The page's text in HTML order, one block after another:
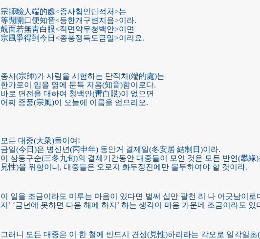
宗師驗人端的處<종사험인단적처>는
等閒開口便知音<등한개구변지음>이라.
覿面若無靑白眼<적면약무청백안>이면
宗風爭得到今日<종풍쟁득도금일>이리요.
종사(宗師)가 사람을 시험하는 단적처(端的處)는
한가로이 입을 엶에 문득 지음(知音)함이로다.
바로 면전을 대하여 청백안(靑白眼)이 없으면
어찌 종풍(宗風)이 오늘에 이름을 얻으리오.
모든 대중(大衆)들이여!
금일(今日)은 병신년(丙申年) 동안거 결제일(冬安居 結制日)이라.
이 삼동구순(三冬九旬)의 결제기간동안 대중들이 모인 것은 모든 반연(攀
見性)을 위함이니, 대중들은 오로지 화두정진에만 몰두하여야 할 것이라.
이 일을 조금이라도 미루는 마음이 있다면 벌써 십만 팔천 리 나 어긋남이로
지’ ‘금년에 못하면 다음 해에 하지’ 하는 생각이 마음 가운데 조금이라도
그러니 모든 대중은 이 한 철에 반드시 견성(見性)하리라는 각오로 일각일